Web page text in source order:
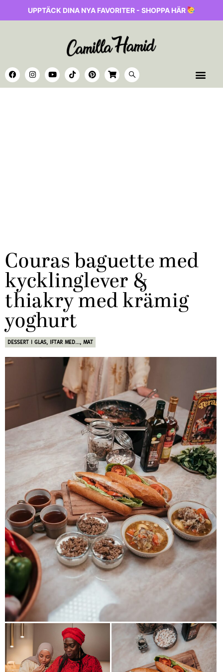
UPPTÄCK DINA NYA FAVORITER - SHOPPA HÄR
Couras baguette med
kycklinglever &
thiakry med krämig
yoghurt
DESSERT I GLAS, IFTAR MED..., MAT